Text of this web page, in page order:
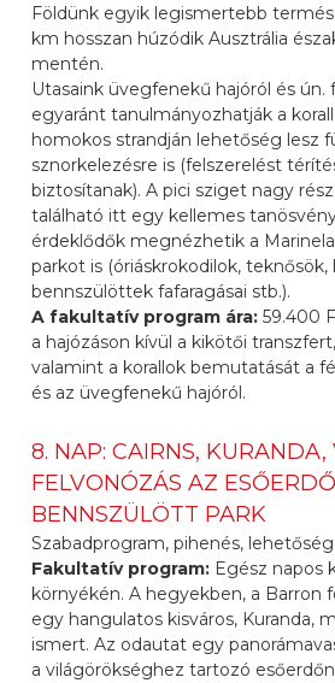
Földünk egyik legismertebb
km hosszan húzódik Ausztrália
mentén.
Utasaink üvegfenekű hajóról és
egyaránt tanulmányozhatják a
homokos strandján lehetőség lesz
sznorkelezésre is (felszerelést
biztosítanak). A pici sziget nagy
található itt egy kellemes
érdeklődők megnézhetik a
parkot is (óriáskrokodilok, teknősök,
bennszülöttek fafaragásai stb.).
A fakultatív program ára:59.400
a hajózáson kívül a kikötői
valamint a korallok bemutatását a
és az üvegfenekű hajóról.
8. NAP: CAIRNS,
FELVONÓZÁS AZ
BENNSZÜLÖTT PARK
Szabadprogram, pihenés, lehetőség
Fakultatív program: Egész napos
környékén. A hegyekben, a Barron
egy hangulatos kisváros, Kuranda,
ismert. Az odautat egy
a világörökséghez tartozó